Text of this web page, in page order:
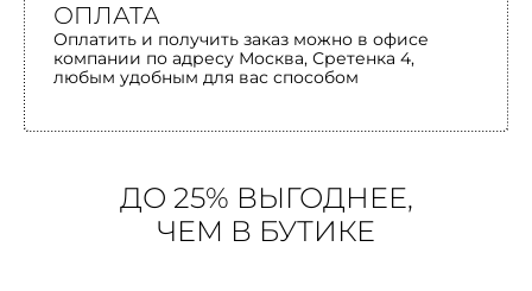
ОПЛАТА
Оплатить и получить заказ можно в офисе
компании по адресу Москва, Сретенка 4,
любым удобным для вас способом
ДО 25% ВЫГОДНЕЕ,
ЧЕМ В БУТИКЕ